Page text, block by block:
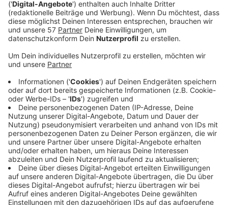
(Update)
Schon wieder hat nachts ein Auto gebrannt - diesmal
in Alsdorf in der Robert-Koch-Straße in der Nacht auf
Das auf einem Seitenstreifen geparkte
Lieferfahrzeug, ein Transporter, ist gegen viertel vor
vier in Flammen aufgegangen, verletzt worden ist
niemand.
Laut der Alsdorfer Feuerwehr hat die enorme
Hitzestrahlung allerdings schon Jalousien
angrenzender Reihenhäuser schmelzen lassen und ein
weiteres Fahrzeug in der Nähe beschädigt.
Durch gekippte Fenster ist auch Brandrauch in zwei
Mehrfamilienhäuser eingedrungen, dessen Bewohner